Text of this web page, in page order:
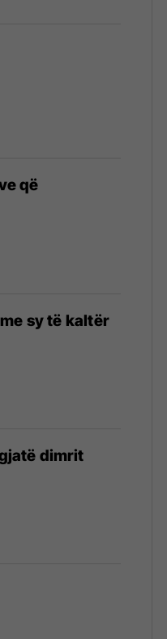
që
sy të kaltër
dimrit